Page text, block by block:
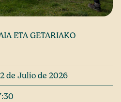
ETA GETARIAKO
de Julio de 2026